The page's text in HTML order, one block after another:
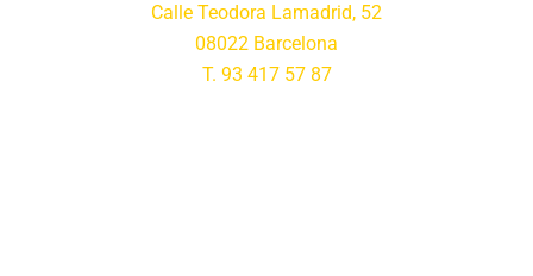
Calle Teodora Lamadrid, 52
08022 Barcelona
T. 93 417 57 87